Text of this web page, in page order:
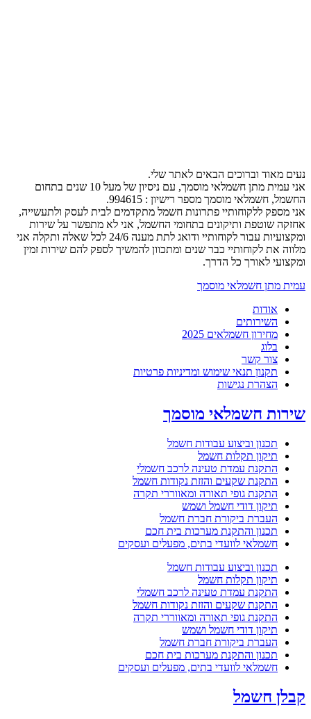
נעים מאוד וברוכים הבאים לאתר שלי.
אני עמית מתן חשמלאי מוסמך, עם ניסיון של מעל 10 שנים בתחום
החשמל, חשמלאי מוסמך מספר רישיון : 994615.
אני מספק ללקוחותיי פתרונות חשמל מתקדמים לבית לעסק ולתעשייה,
אחזקה שוטפת ותיקונים בתחומי החשמל, אני לא מתפשר על שירות
ומקצועיות עבור לקוחותיי ודואג לתת מענה 24/6 לכל שאלה ותקלה אני
מלווה את לקוחותיי כבר שנים ומתכוון להמשיך לספק להם שירות זמין
ומקצועי לאורך כל הדרך.
עמית מתן חשמלאי מוסמך
אודות
השירותים
מחירון חשמלאים 2025
בלוג
צור קשר
תקנון תנאי שימוש ומדיניות פרטיות
הצהרת נגישות
שירות חשמלאי מוסמך
תכנון וביצוע עבודות חשמל
תיקון תקלות חשמל
התקנת עמדת טעינה לרכב חשמלי
התקנת שקעים והזזת נקודות חשמל
התקנת גופי תאורה ומאווררי תקרה
תיקון דודי חשמל ושמש
העברת ביקורת חברת חשמל
תכנון והתקנת מערכות בית חכם
חשמלאי לוועדי בתים, מפעלים ועסקים
תכנון וביצוע עבודות חשמל
תיקון תקלות חשמל
התקנת עמדת טעינה לרכב חשמלי
התקנת שקעים והזזת נקודות חשמל
התקנת גופי תאורה ומאווררי תקרה
תיקון דודי חשמל ושמש
העברת ביקורת חברת חשמל
תכנון והתקנת מערכות בית חכם
חשמלאי לוועדי בתים, מפעלים ועסקים
קבלן חשמל